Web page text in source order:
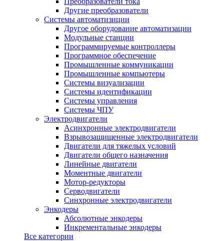
Другие преобразователи
Системы автоматизиции
Другое оборудование автоматизации
Модульные станции
Программируемые контроллеры
Программное обеспечение
Промышленные коммуникации
Промышленные компьютеры
Системы визуализации
Системы идентификации
Системы управления
Системы ЧПУ
Электродвигатели
Асинхронные электродвигатели
Взрывозащищенные электродвигатели
Двигатели для тяжелых условий
Двигатели общего назначения
Линейные двигатели
Моментные двигатели
Мотор-редукторы
Серводвигатели
Синхронные электродвигатели
Энкодеры
Абсолютные энкодеры
Инкрементальные энкодеры
Все категории